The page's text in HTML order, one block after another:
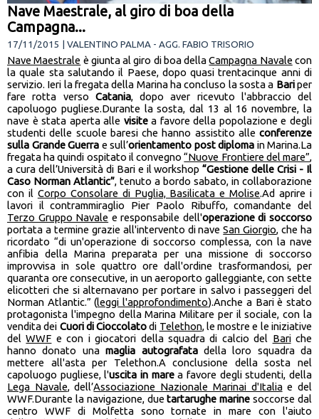
Nave Maestrale, al giro di boa della
Campagna...
17/11/2015 | VALENTINO PALMA - AGG. FABIO TRISORIO
Nave Maestrale è giunta al giro di boa dellaCampagna Navale con
la quale sta salutando il Paese, dopo quasi trentacinque anni di
servizio. Ieri la fregata della Marina ha concluso la sosta a Bariper
fare rotta verso Catania, dopo aver ricevuto l'abbraccio del
capoluogo pugliese.Durante la sosta, dal 13 al 16 novembre, la
nave è stata aperta alle visitea favore della popolazione e degli
studenti delle scuole baresi che hanno assistito alle conferenze
sulla Grande Guerra e sull’orientamento post diploma in Marina.La
fregata ha quindi ospitato il convegno“Nuove Frontiere del mare”,
a cura dell’Università di Bari e il workshop“Gestione delle Crisi - Il
Caso Norman Atlantic”, tenuto a bordo sabato, in collaborazione
con il Corpo Consolare di Puglia, Basilicata e Molise.Ad aprire i
lavori il contrammiraglio Pier Paolo Ribuffo, comandante del
Terzo Gruppo Navale e responsabile dell'operazione di soccorso
portata a termine grazie all'intervento di naveSan Giorgio, che ha
ricordato “di un'operazione di soccorso complessa, con la nave
anfibia della Marina preparata per una missione di soccorso
improvvisa in sole quattro ore dall'ordine trasformandosi, per
quaranta ore consecutive, in un aeroporto galleggiante, con sette
elicotteri che si alternavano per portare in salvo i passeggeri del
Norman Atlantic.” (leggi l'approfondimento).Anche a Bari è stato
protagonista l'impegno della Marina Militare per il sociale, con la
vendita dei Cuori di Cioccolatodi Telethon, le mostre e le iniziative
delWWF e con i giocatori della squadra di calcio del Bariche
hanno donato unamaglia autografatadella loro squadra da
mettere all'asta per Telethon.A conclusione della sosta nel
capoluogo pugliese, l'uscita in marea favore degli studenti, della
Lega Navale, dell’Associazione Nazionale Marinai d'Italiae del
WWF.Durante la navigazione, due tartarughe marine soccorse dal
centro WWF di Molfetta sono tornate in mare con l'aiuto